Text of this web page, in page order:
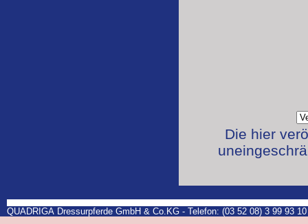
Die hier
QUADRIGA Dressurpferde GmbH & Co.KG - Telefon: (03 52 08) 3 99 93 10